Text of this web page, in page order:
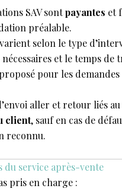
SAV sontpayantes et
préalable.
selon le type
et le temps de
pour les demandes
aller et retour liés au
client, sauf en cas de
reconnu.
du service après-vente
pris en charge :